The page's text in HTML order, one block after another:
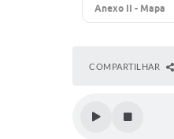
Anexo II - Mapa
COMPARTILHAR